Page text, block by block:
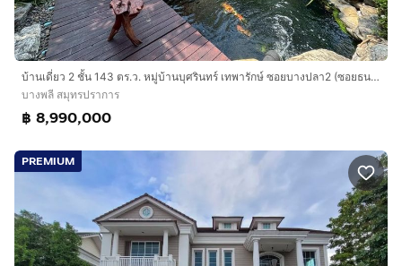
บ้านเดี่ยว 2 ชั้น 143 ตร.ว. หมู่บ้านบุศรินทร์ เทพารักษ์ ซอยบางปลา2 (ซอยธนสิทธิ์) ถนนเทพารักษ์ ใกล้ถนนบางนา-ตราด บางพลี สมุทรปราการ
บางพลี สมุทรปราการ
฿ 8,990,000
PREMIUM